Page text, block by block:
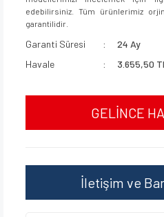
edebilirsiniz. Tüm ürünlerimiz
garantilidir.
Garanti Süresi
24 Ay
Havale
3.655,50
GELİNCE
İletişim ve